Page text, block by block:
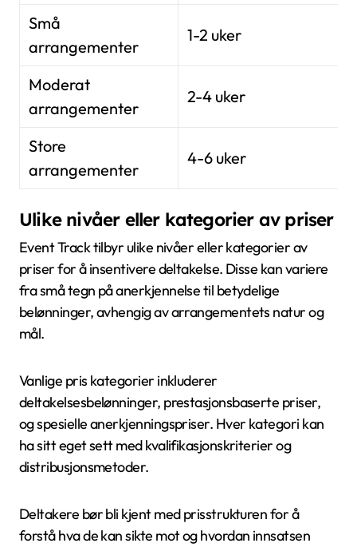
Små
arrangementer
1-2 uker
Moderat
arrangementer
2-4 uker
Store
arrangementer
4-6 uker
Ulike nivåer eller kategorier av priser
Event Track tilbyr ulike nivåer eller kategorier av
priser for å insentivere deltakelse. Disse kan variere
fra små tegn på anerkjennelse til betydelige
belønninger, avhengig av arrangementets natur og
mål.
Vanlige pris kategorier inkluderer
deltakelsesbelønninger, prestasjonsbaserte priser,
og spesielle anerkjenningspriser. Hver kategori kan
ha sitt eget sett med kvalifikasjonskriterier og
distribusjonsmetoder.
Deltakere bør bli kjent med prisstrukturen for å
forstå hva de kan sikte mot og hvordan innsatsen